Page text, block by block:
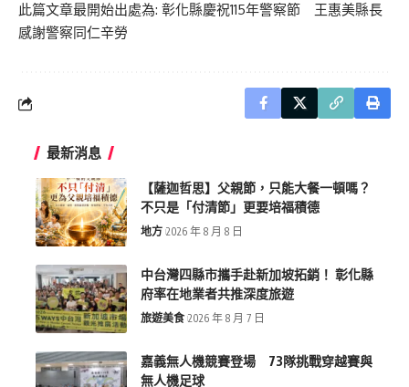
此篇文章最開始出處為: 彰化縣慶祝115年警察節 王惠美縣長
感謝警察同仁辛勞
最新消息
【薩迦哲思】父親節，只能大餐一頓嗎？
不只是「付清節」更要培福積德
地方 2026 年 8 月 8 日
中台灣四縣市攜手赴新加坡拓銷！ 彰化縣
府率在地業者共推深度旅遊
旅遊美食 2026 年 8 月 7 日
嘉義無人機競賽登場 73隊挑戰穿越賽與
無人機足球